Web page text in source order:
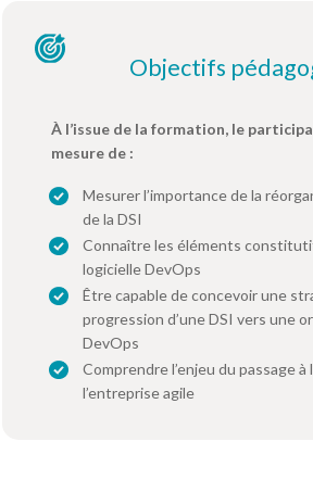
Objectifs
À l’issue de la formation, le
mesure de :
Mesurer l’importance de la
de la DSI
Connaître les éléments
logicielle DevOps
Être capable de concevoir une
progression d’une DSI vers une
DevOps
Comprendre l’enjeu du passage à
l’entreprise agile